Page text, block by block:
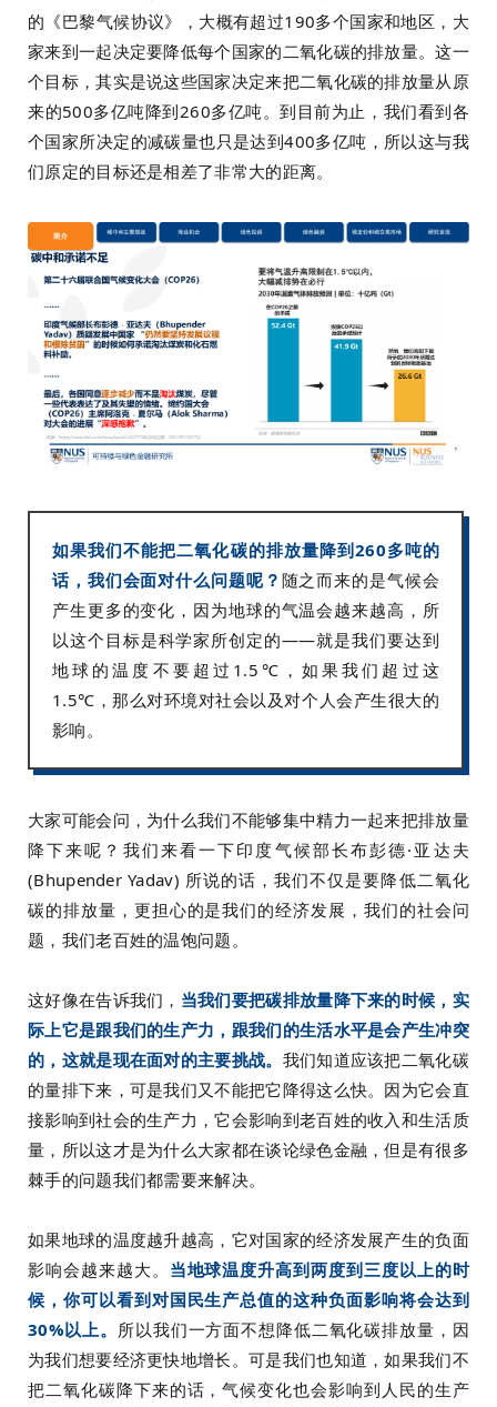
的《巴黎气候协议》，大概有超过190多个国家和地区，大
家来到一起决定要降低每个国家的二氧化碳的排放量。这一
个目标，其实是说这些国家决定来把二氧化碳的排放量从原
来的500多亿吨降到260多亿吨。到目前为止，我们看到各
个国家所决定的减碳量也只是达到400多亿吨，所以这与我
们原定的目标还是相差了非常大的距离。
如果我们不能把二氧化碳的排放量降到260多吨的
话，我们会面对什么问题呢？ 随之而来的是气候会
产生更多的变化，因为地球的气温会越来越高，所
以这个目标是科学家所创定的——就是我们要达到
地球的温度不要超过1.5℃，如果我们超过这
1.5℃，那么对环境对社会以及对个人会产生很大的
影响。
大家可能会问，为什么我们不能够集中精力一起来把排放量
降下来呢？我们来看一下印度气候部长布彭德·亚达夫
(Bhupender Yadav) 所说的话，我们不仅是要降低二氧化
碳的排放量，更担心的是我们的经济发展，我们的社会问
题，我们老百姓的温饱问题。
这好像在告诉我们， 当我们要把碳排放量降下来的时候，实
际上它是跟我们的生产力，跟我们的生活水平是会产生冲突
的，这就是现在面对的主要挑战。 我们知道应该把二氧化碳
的量排下来，可是我们又不能把它降得这么快。因为它会直
接影响到社会的生产力，它会影响到老百姓的收入和生活质
量，所以这才是为什么大家都在谈论绿色金融，但是有很多
棘手的问题我们都需要来解决。
如果地球的温度越升越高，它对国家的经济发展产生的负面
影响会越来越大。 当地球温度升高到两度到三度以上的时
候，你可以看到对国民生产总值的这种负面影响将会达到
30%以上。 所以我们一方面不想降低二氧化碳排放量，因
为我们想要经济更快地增长。可是我们也知道，如果我们不
把二氧化碳降下来的话，气候变化也会影响到人民的生产